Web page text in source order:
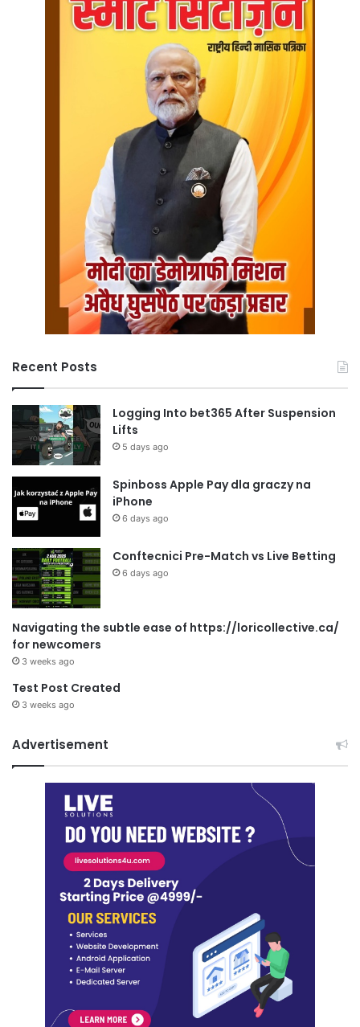
Recent Posts
Logging Into bet365 After Suspension
Lifts
5 days ago
Spinboss Apple Pay dla graczy na
iPhone
6 days ago
Conftecnici Pre-Match vs Live Betting
6 days ago
Navigating the subtle ease of https://loricollective.ca/
for newcomers
3 weeks ago
Test Post Created
3 weeks ago
Advertisement